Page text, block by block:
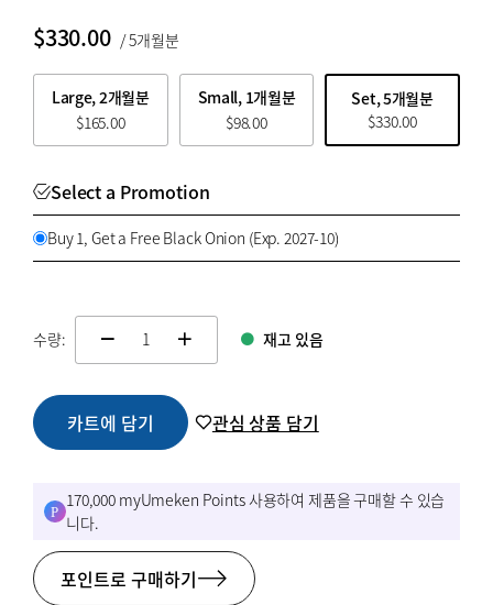
$330.00 / 5개월분
Large, 2개월분
$165.00
Small, 1개월분
$98.00
Set, 5개월분
$330.00
Select a Promotion
Buy 1, Get a Free Black Onion (Exp. 2027-10)
수량: change quamtity 재고 있음
카트에 담기 관심 상품 담기
170,000 myUmeken Points 사용하여 제품을 구매할 수 있습
니다.
포인트로 구매하기